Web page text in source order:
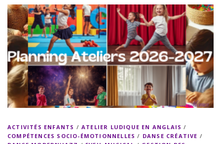
ACTIVITÉS ENFANTS /ATELIER LUDIQUE EN ANGLAIS /
COMPÉTENCES SOCIO-ÉMOTIONNELLES / DANSE CRÉATIVE /